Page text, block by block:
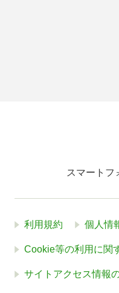
スマートフ
利用規約 個人情
Cookie等の利用に関
サイトアクセス情報